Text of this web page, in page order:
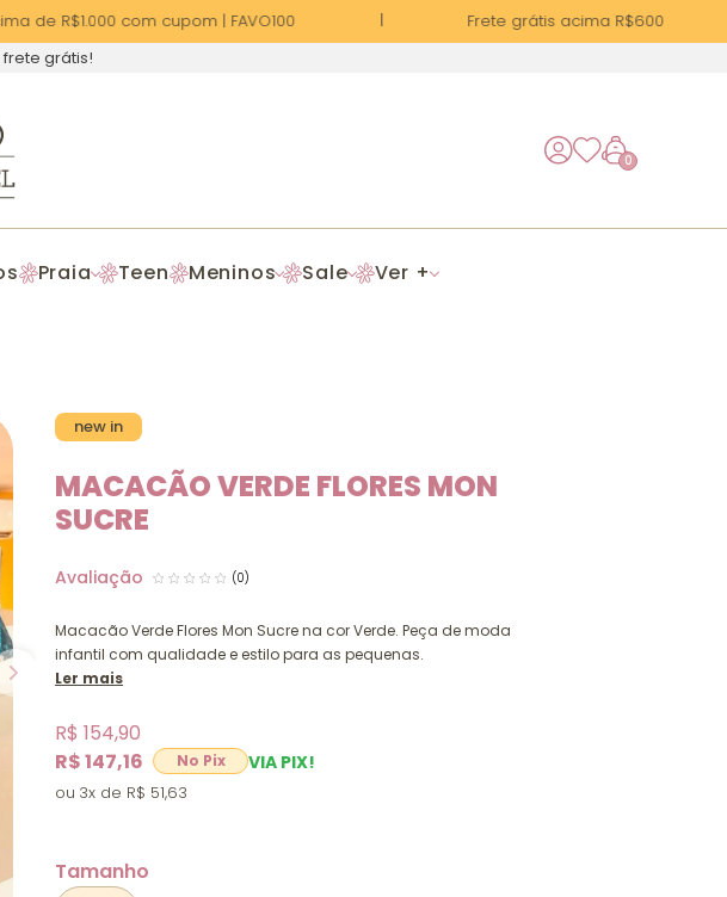
de R$1.000 com cupom | FAVO100
Frete grátis acima R$600
grátis!
0
Praia Teen Meninos Sale Ver +
new in
MACACÃO VERDE FLORES MON
SUCRE
(0)
Macacão Verde Flores Mon Sucre na cor Verde. Peça de moda
infantil com qualidade e estilo para as pequenas.
Ler mais
R$ 147,16 VIA PIX!
R$ 154,90
3x R$ 51,63
Tamanho